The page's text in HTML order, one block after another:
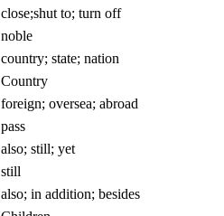
close;shut to; turn off
noble
country; state; nation
Country
foreign; oversea; abroad
pass
also; still; yet
still
also; in addition; besides